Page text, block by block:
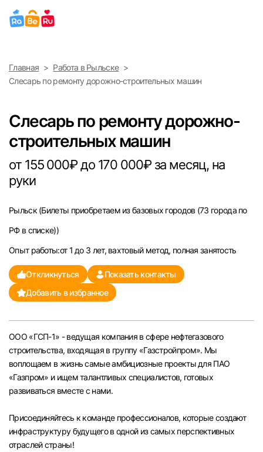
Найти работу Найти сотрудника
Выберите город
Санкт-Петербург
Екатеринбург
Саратов
Казань
Челябинск
Самара
Оренбург
Ульяновск
Главная
Работа в Рыльске
Слесарь по ремонту дорожно-строительных машин
Слесарь по ремонту дорожно-
строительных машин
от 155 000₽ до 170 000₽ за месяц, на
руки
Рыльск (Билеты приобретаем из базовых городов (73 города по
РФ в списке))
Опыт работы:от 1 до 3 лет, вахтовый метод, полная занятость
Откликнуться
Показать контакты
Добавить в избранное
ООО «ГСП-1» - ведущая компания в сфере нефтегазового
строительства, входящая в группу «Газстройпром». Мы
воплощаем в жизнь самые амбициозные проекты для ПАО
«Газпром» и ищем талантливых специалистов, готовых
развиваться вместе с нами.
Присоединяйтесь к команде профессионалов, которые создают
инфраструктуру будущего в одной из самых перспективных
отраслей страны!